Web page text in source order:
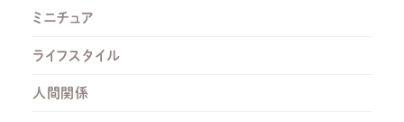
ミニチュア
ライフスタイル
人間関係